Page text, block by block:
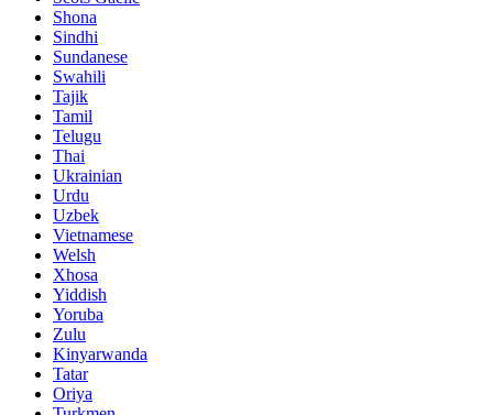
Shona
Sindhi
Sundanese
Swahili
Tajik
Tamil
Telugu
Thai
Ukrainian
Urdu
Uzbek
Vietnamese
Welsh
Xhosa
Yiddish
Yoruba
Zulu
Kinyarwanda
Tatar
Oriya